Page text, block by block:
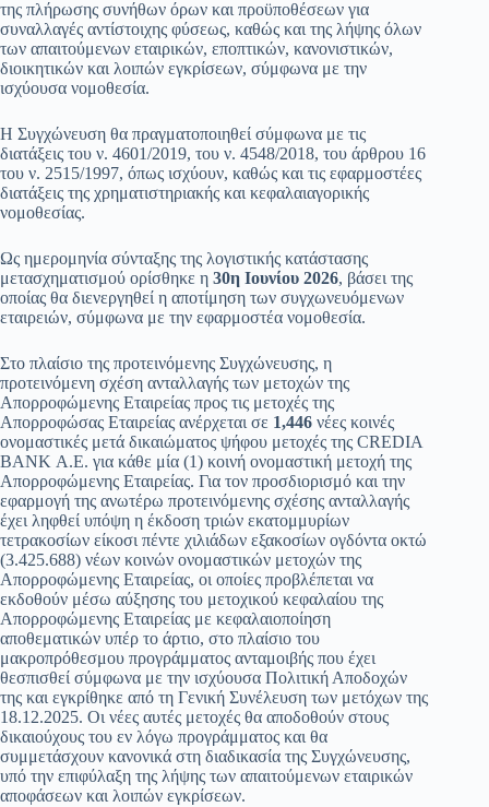
της πλήρωσης συνήθων όρων και προϋποθέσεων για
συναλλαγές αντίστοιχης φύσεως, καθώς και της λήψης όλων
των απαιτούμενων εταιρικών, εποπτικών, κανονιστικών,
διοικητικών και λοιπών εγκρίσεων, σύμφωνα με την
ισχύουσα νομοθεσία.
Η Συγχώνευση θα πραγματοποιηθεί σύμφωνα με τις
διατάξεις του ν. 4601/2019, του ν. 4548/2018, του άρθρου 16
του ν. 2515/1997, όπως ισχύουν, καθώς και τις εφαρμοστέες
διατάξεις της χρηματιστηριακής και κεφαλαιαγορικής
νομοθεσίας.
Ως ημερομηνία σύνταξης της λογιστικής κατάστασης
μετασχηματισμού ορίσθηκε η 30η Ιουνίου 2026, βάσει της
οποίας θα διενεργηθεί η αποτίμηση των συγχωνευόμενων
εταιρειών, σύμφωνα με την εφαρμοστέα νομοθεσία.
Στο πλαίσιο της προτεινόμενης Συγχώνευσης, η
προτεινόμενη σχέση ανταλλαγής των μετοχών της
Απορροφώμενης Εταιρείας προς τις μετοχές της
Απορροφώσας Εταιρείας ανέρχεται σε 1,446 νέες κοινές
ονομαστικές μετά δικαιώματος ψήφου μετοχές της CREDIA
BANK Α.Ε. για κάθε μία (1) κοινή ονομαστική μετοχή της
Απορροφώμενης Εταιρείας. Για τον προσδιορισμό και την
εφαρμογή της ανωτέρω προτεινόμενης σχέσης ανταλλαγής
έχει ληφθεί υπόψη η έκδοση τριών εκατομμυρίων
τετρακοσίων είκοσι πέντε χιλιάδων εξακοσίων ογδόντα οκτώ
(3.425.688) νέων κοινών ονομαστικών μετοχών της
Απορροφώμενης Εταιρείας, οι οποίες προβλέπεται να
εκδοθούν μέσω αύξησης του μετοχικού κεφαλαίου της
Απορροφώμενης Εταιρείας με κεφαλαιοποίηση
αποθεματικών υπέρ το άρτιο, στο πλαίσιο του
μακροπρόθεσμου προγράμματος ανταμοιβής που έχει
θεσπισθεί σύμφωνα με την ισχύουσα Πολιτική Αποδοχών
της και εγκρίθηκε από τη Γενική Συνέλευση των μετόχων της
18.12.2025. Οι νέες αυτές μετοχές θα αποδοθούν στους
δικαιούχους του εν λόγω προγράμματος και θα
συμμετάσχουν κανονικά στη διαδικασία της Συγχώνευσης,
υπό την επιφύλαξη της λήψης των απαιτούμενων εταιρικών
αποφάσεων και λοιπών εγκρίσεων.